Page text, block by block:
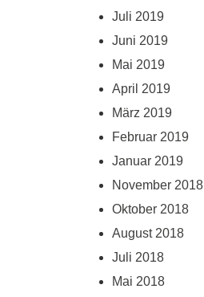
Juli 2019
Juni 2019
Mai 2019
April 2019
März 2019
Februar 2019
Januar 2019
November 2018
Oktober 2018
August 2018
Juli 2018
Mai 2018